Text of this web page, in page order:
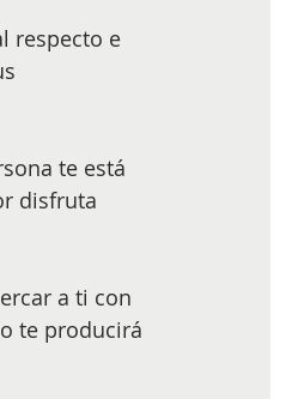
respecto e
te está
disfruta
a ti con
te producirá